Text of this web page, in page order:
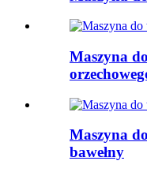
Maszyna
Maszyna
bawełny